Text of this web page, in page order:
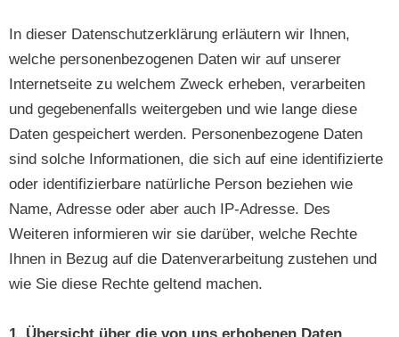
In dieser Datenschutzerklärung erläutern wir Ihnen,
welche personenbezogenen Daten wir auf unserer
Internetseite zu welchem Zweck erheben, verarbeiten
und gegebenenfalls weitergeben und wie lange diese
Daten gespeichert werden. Personenbezogene Daten
sind solche Informationen, die sich auf eine identifizierte
oder identifizierbare natürliche Person beziehen wie
Name, Adresse oder aber auch IP-Adresse. Des
Weiteren informieren wir sie darüber, welche Rechte
Ihnen in Bezug auf die Datenverarbeitung zustehen und
wie Sie diese Rechte geltend machen.